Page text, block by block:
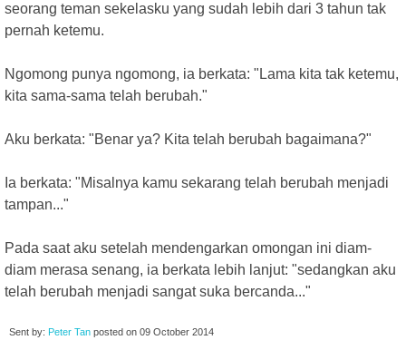
seorang teman sekelasku yang sudah lebih dari 3 tahun tak
pernah ketemu.
Ngomong punya ngomong, ia berkata: "Lama kita tak ketemu,
kita sama-sama telah berubah."
Aku berkata: "Benar ya? Kita telah berubah bagaimana?"
Ia berkata: "Misalnya kamu sekarang telah berubah menjadi
tampan..."
Pada saat aku setelah mendengarkan omongan ini diam-
diam merasa senang, ia berkata lebih lanjut: "sedangkan aku
telah berubah menjadi sangat suka bercanda..."
Sent by: Peter Tan posted on 09 October 2014